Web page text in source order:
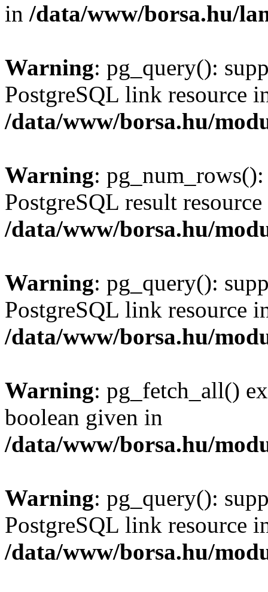
in /data/www/borsa.hu/
Warning: pg_query():
PostgreSQL link resource
/data/www/borsa.hu/
Warning:
PostgreSQL result
/data/www/borsa.hu/
Warning: pg_query():
PostgreSQL link resource
/data/www/borsa.hu/
Warning: pg_fetch_all()
boolean given in
/data/www/borsa.hu/
Warning: pg_query():
PostgreSQL link resource
/data/www/borsa.hu/